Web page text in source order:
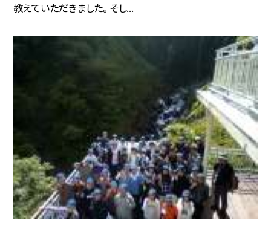
教えていただきました。 そし...